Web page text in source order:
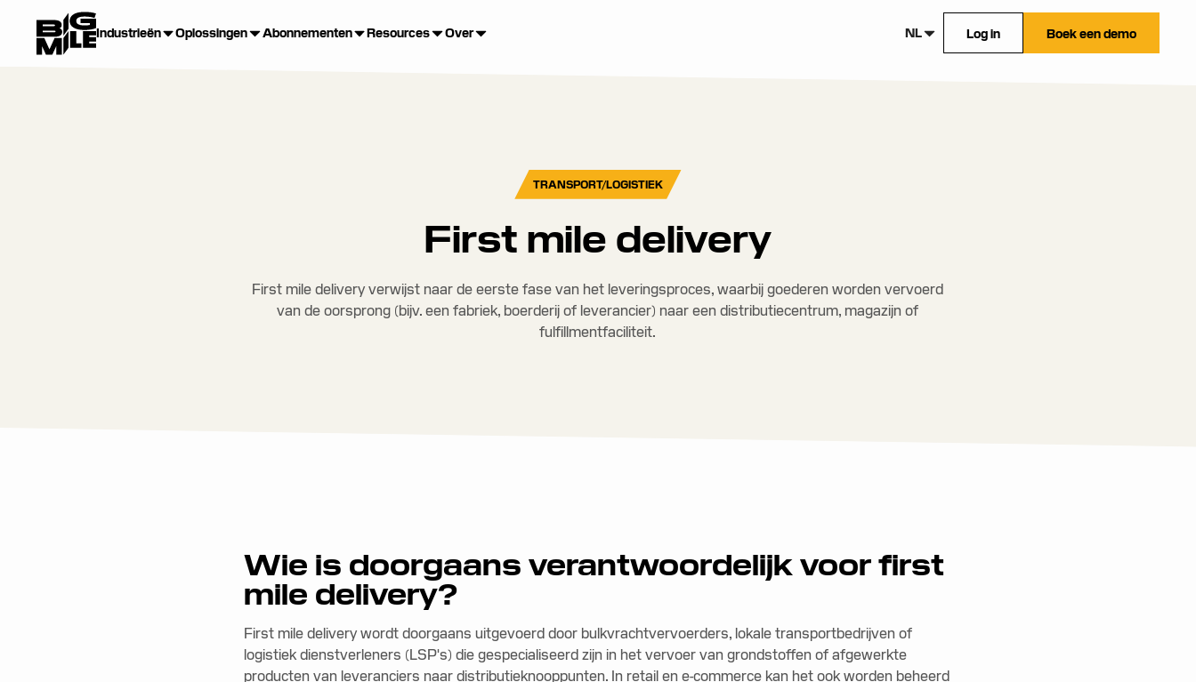
Industrieën Oplossingen Abonnementen Resources Over NL Log in Boek een demo
TRANSPORT/LOGISTIEK
First mile delivery
First mile delivery verwijst naar de eerste fase van het leveringsproces, waarbij goederen worden vervoerd
van de oorsprong (bijv. een fabriek, boerderij of leverancier) naar een distributiecentrum, magazijn of
fulfillmentfaciliteit.
Wie is doorgaans verantwoordelijk voor first
mile delivery?
First mile delivery wordt doorgaans uitgevoerd door bulkvrachtvervoerders, lokale transportbedrijven of
logistiek dienstverleners (LSP's) die gespecialiseerd zijn in het vervoer van grondstoffen of afgewerkte
producten van leveranciers naar distributieknooppunten. In retail en e-commerce kan het ook worden beheerd